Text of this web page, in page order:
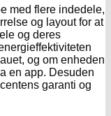
med flere indedele,
og layout for at
og deres
og om enheden
en app. Desuden
garanti og